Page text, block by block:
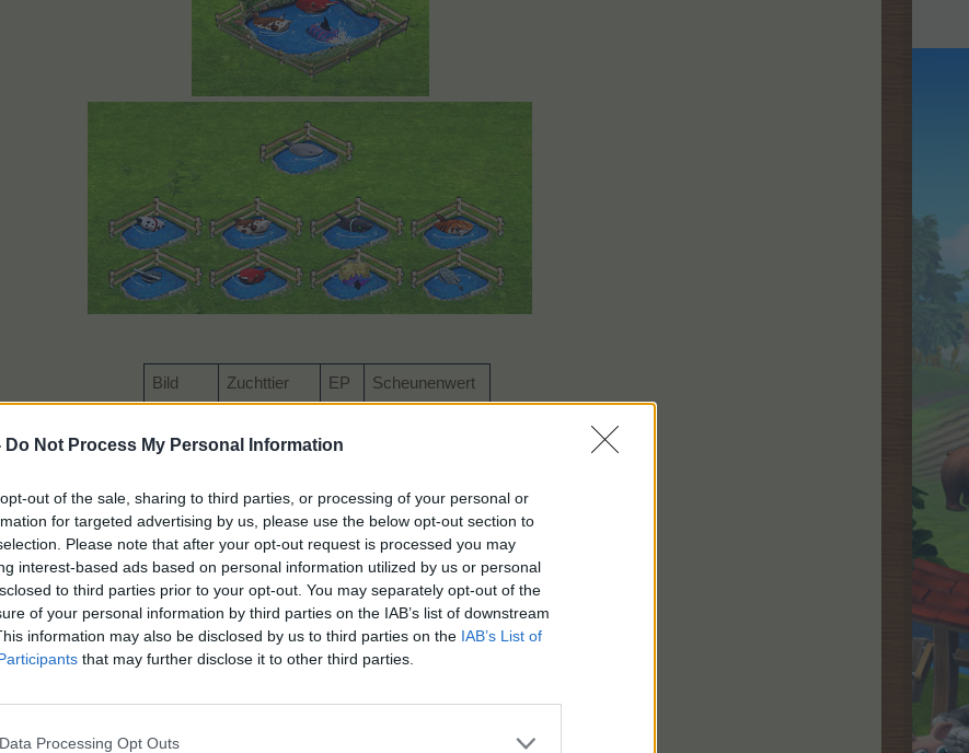
Do Not Process My Personal Information
out of the sale, sharing to third parties, or processing of your personal or
for targeted advertising by us, please use the below opt-out section to
Please note that after your opt-out request is processed you may
interest-based ads based on personal information utilized by us or personal
to third parties prior to your opt-out. You may separately opt-out of the
of your personal information by third parties on the IAB’s list of downstream
information may also be disclosed by us to third parties on the IAB’s List of
that may further disclose it to other third parties.
Processing Opt Outs
Bild Zuchttier EP Scheunenwert
Hai
Hundshai 20 5.800 MP
Bullenhai 40 16.000 MP
Katzenhai 60 53.000 MP